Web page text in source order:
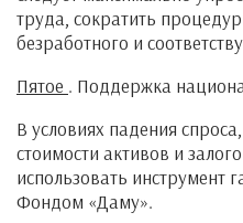
труда, сократить
безработного и
Пятое . Поддержка
В условиях падения
стоимости активов и
использовать инструмент
Фондом «Даму».